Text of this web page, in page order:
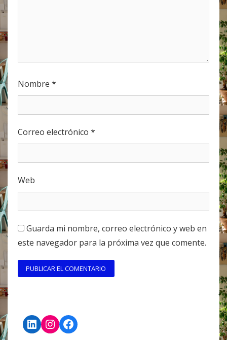
Nombre *
Correo electrónico *
Web
Guarda mi nombre, correo electrónico y web en
este navegador para la próxima vez que comente.
LinkedIn
Instagram
Facebook